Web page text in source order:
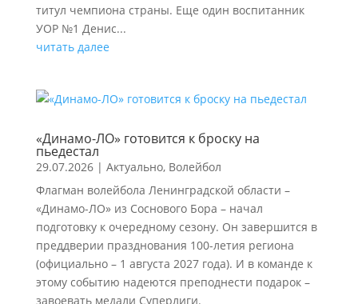
титул чемпиона страны. Еще один воспитанник
УОР №1 Денис...
читать далее
«Динамо-ЛО» готовится к броску на
пьедестал
29.07.2026| Актуально, Волейбол
Флагман волейбола Ленинградской области –
«Динамо-ЛО» из Соснового Бора – начал
подготовку к очередному сезону. Он завершится в
преддверии празднования 100-летия региона
(официально – 1 августа 2027 года). И в команде к
этому событию надеются преподнести подарок –
завоевать медали Суперлиги.